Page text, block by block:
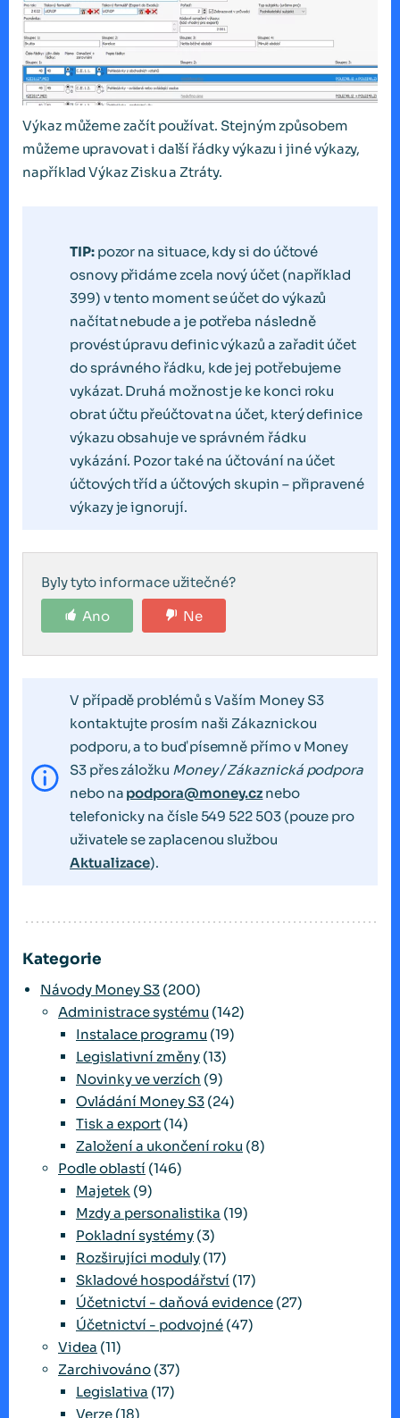
Výkaz můžeme začít používat. Stejným způsobem
můžeme upravovat i další řádky výkazu i jiné výkazy,
například Výkaz Zisku a Ztráty.
TIP:pozor na situace, kdy si do účtové
osnovy přidáme zcela nový účet (například
399) v tento moment se účet do výkazů
načítat nebude a je potřeba následně
provést úpravu definic výkazů a zařadit účet
do správného řádku, kde jej potřebujeme
vykázat. Druhá možnost je ke konci roku
obrat účtu přeúčtovat na účet, který definice
výkazu obsahuje ve správném řádku
vykázání. Pozor také na účtování na účet
účtových tříd a účtových skupin – připravené
výkazy je ignorují.
Byly tyto informace užitečné?
Ano
Ne
V případě problémů s Vaším Money S3
kontaktujte prosím naši Zákaznickou
podporu, a to buď písemně přímo v Money
S3 přes záložku Money / Zákaznická podpora
nebo na podpora@money.cz nebo
telefonicky na čísle 549 522 503 (pouze pro
uživatele se zaplacenou službou
Aktualizace).
Kategorie
Návody Money S3 (200)
Administrace systému (142)
Instalace programu (19)
Legislativní změny (13)
Novinky ve verzích (9)
Ovládání Money S3 (24)
Tisk a export (14)
Založení a ukončení roku (8)
Podle oblastí (146)
Majetek (9)
Mzdy a personalistika (19)
Pokladní systémy (3)
Rozširujíci moduly (17)
Skladové hospodářství (17)
Účetnictví - daňová evidence (27)
Účetnictví - podvojné (47)
Videa (11)
Zarchivováno (37)
Legislativa (17)
Verze (18)